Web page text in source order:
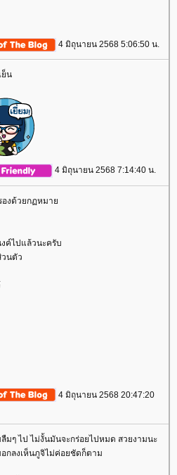
4 มิถุนายน 2568 5:06:50 น.
ย็น
4 มิถุนายน 2568 7:14:40 น.
องด้วยกฏหมา
ค์ไปแล้วนะครับ
วนตัว
4 มิถุนายน 2568 20:47:20
มๆ ไป ไม่งั้นมันจะกร่อยไปหมด สวยงามนะ
กลงเห็นภูจิไม่ค่อยชัดก็ตาม